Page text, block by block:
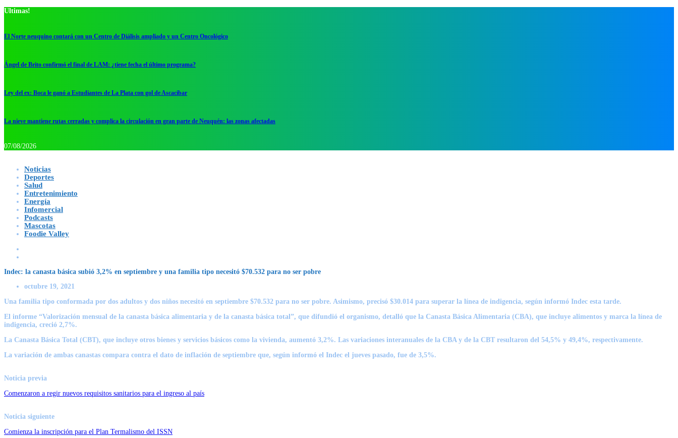
Ultimas!
El Norte neuquino contará con un Centro de Diálisis ampliado y un Centro Oncológico
Ángel de Brito confirmó el final de LAM: ¿tiene fecha el último programa?
Ley del ex: Boca le ganó a Estudiantes de La Plata con gol de Ascacibar
La nieve mantiene rutas cerradas y complica la circulación en gran parte de Neuquén: las zonas afectadas
07/08/2026
Noticias
Deportes
Salud
Entretenimiento
Energía
Infomercial
Podcasts
Mascotas
Foodie Valley
Indec: la canasta básica subió 3,2% en septiembre y una familia tipo necesitó $70.532 para no ser pobre
octubre 19, 2021
Una familia tipo conformada por dos adultos y dos niños necesitó en septiembre $70.532 para no ser pobre. Asimismo, precisó $30.014 para superar la línea de indigencia, según informó Indec esta tarde.
El informe “Valorización mensual de la canasta básica alimentaria y de la canasta básica total”, que difundió el organismo, detalló que la Canasta Básica Alimentaria (CBA), que incluye alimentos y marca la línea de
indigencia, creció 2,7%.
La Canasta Básica Total (CBT), que incluye otros bienes y servicios básicos como la vivienda, aumentó 3,2%. Las variaciones interanuales de la CBA y de la CBT resultaron del 54,5% y 49,4%, respectivamente.
La variación de ambas canastas compara contra el dato de inflación de septiembre que, según informó el Indec el jueves pasado, fue de 3,5%.
Noticia previa
Comenzaron a regir nuevos requisitos sanitarios para el ingreso al país
Noticia siguiente
Comienza la inscripción para el Plan Termalismo del ISSN